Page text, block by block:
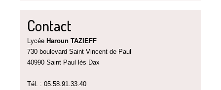
Contact
Lycée Haroun TAZIEFF
730 boulevard Saint Vincent de Paul
40990 Saint Paul lès Dax
Tél. : 05.58.91.33.40